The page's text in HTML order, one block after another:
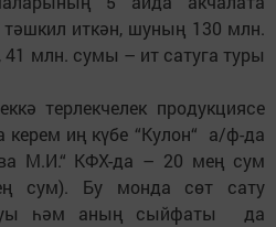
иткән, шуның 130 млн.
41 млн. сумы – ит сатуга туры
терлекчелек продукциясе
керем иң күбе “Кулон“ а/ф-да
М.И.“ КФХ-да – 20 мең сум
сум). Бу монда сөт сату
һәм аның сыйфаты да